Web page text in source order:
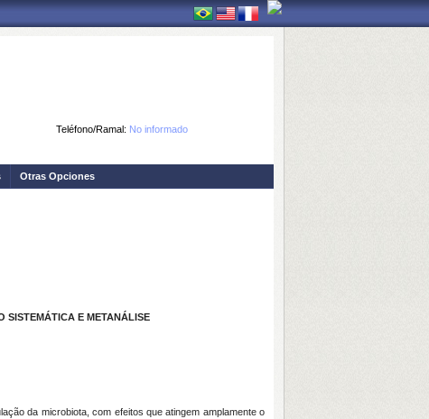
Teléfono/Ramal: No informado
Otras Opciones
SISTEMÁTICA E METANÁLISE
da microbiota, com efeitos que atingem amplamente o